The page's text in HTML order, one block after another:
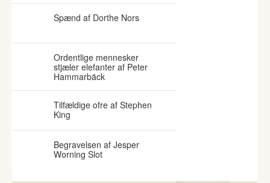
Spænd af Dorthe Nors
Ordentlige mennesker
stjæler elefanter af Peter
Hammarbäck
Tilfældige ofre af Stephen
King
Begravelsen af Jesper
Worning Slot